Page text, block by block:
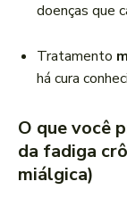
doenças que
Tratamento
há cura
O que você
da fadiga
miálgica)